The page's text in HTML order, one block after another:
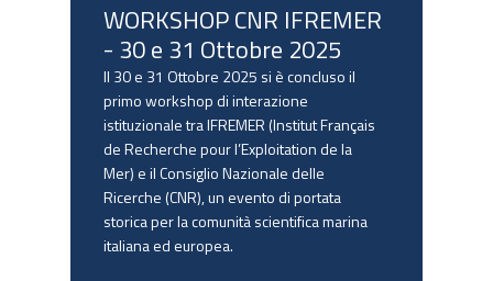
WORKSHOP CNR IFREMER
- 30 e 31 Ottobre 2025
Il 30 e 31 Ottobre 2025 si è concluso il
primo workshop di interazione
istituzionale tra IFREMER (Institut Français
de Recherche pour l’Exploitation de la
Mer) e il Consiglio Nazionale delle
Ricerche (CNR), un evento di portata
storica per la comunità scientifica marina
italiana ed europea.